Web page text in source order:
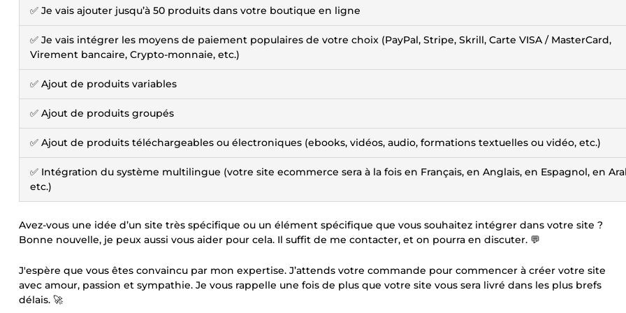
✅ Je vais ajouter jusqu’à 50 produits dans votre boutique en ligne
✅ Je vais intégrer les moyens de paiement populaires de votre choix (PayPal, Stripe, Skrill, Carte VISA / MasterCard,
Virement bancaire, Crypto-monnaie, etc.)
✅ Ajout de produits variables
✅ Ajout de produits groupés
✅ Ajout de produits téléchargeables ou électroniques (ebooks, vidéos, audio, formations textuelles ou vidéo, etc.)
✅ Intégration du système multilingue (votre site ecommerce sera à la fois en Français, en Anglais, en Espagnol, en
etc.)
Avez-vous une idée d’un site très spécifique ou un élément spécifique que vous souhaitez intégrer dans votre site ?
Bonne nouvelle, je peux aussi vous aider pour cela. Il suffit de me contacter, et on pourra en discuter. 💬
J'espère que vous êtes convaincu par mon expertise. J’attends votre commande pour commencer à créer votre site
avec amour, passion et sympathie. Je vous rappelle une fois de plus que votre site vous sera livré dans les plus brefs
délais. 🚀